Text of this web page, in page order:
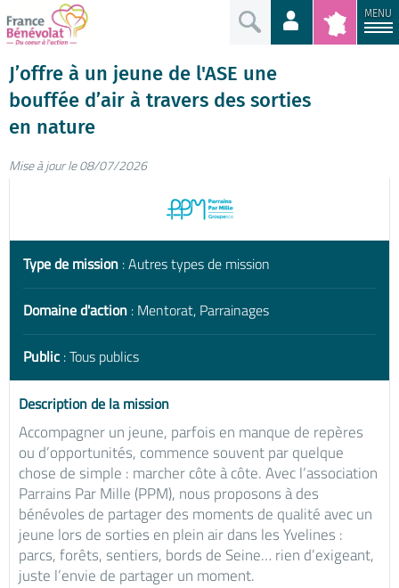
MENU
J’offre à un jeune de l'ASE une
bouffée d’air à travers des sorties
en nature
Mise à jour le 08/07/2026
Type de mission : Autres types de mission
Domaine d'action : Mentorat, Parrainages
Public : Tous publics
Description de la mission
Accompagner un jeune, parfois en manque de repères
ou d’opportunités, commence souvent par quelque
chose de simple : marcher côte à côte. Avec l’association
Parrains Par Mille (PPM), nous proposons à des
bénévoles de partager des moments de qualité avec un
jeune lors de sorties en plein air dans les Yvelines :
parcs, forêts, sentiers, bords de Seine… rien d’exigeant,
juste l’envie de partager un moment.